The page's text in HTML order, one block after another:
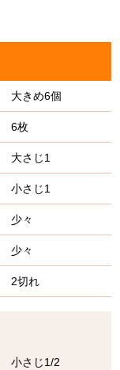
大きめ6個
6枚
大さじ1
小さじ1
少々
少々
2切れ
小さじ1/2